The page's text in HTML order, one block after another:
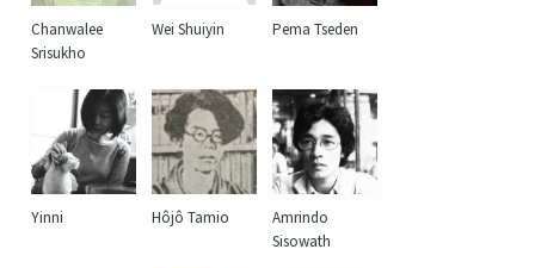
Chanwalee
Srisukho
Wei Shuiyin Pema Tseden
Yinni Hôjô Tamio
Amrindo
Sisowath